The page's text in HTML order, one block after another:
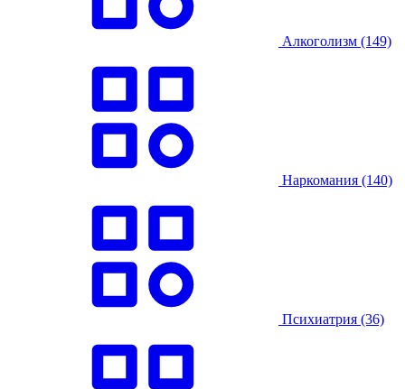
Алкоголизм (149)
Наркомания (140)
Психиатрия (36)